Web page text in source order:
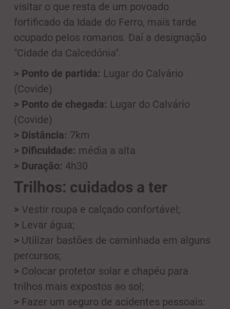
visitar o que resta de um povoado
fortificado da Idade do Ferro, mais tarde
ocupado pelos romanos. Daí a designação
"Cidade da Calcedónia".
> Ponto de partida: Lugar do Calvário
(Covide)
> Ponto de chegada: Lugar do Calvário
(Covide)
> Distância: 7km
> Dificuldade: média a alta
> Duração: 4h30
Trilhos: cuidados a ter
> Vestir roupa e calçado confortável;
> Levar água;
> Utilizar bastões de caminhada em alguns
percursos;
> Colocar protetor solar e chapéu para
trilhos mais expostos ao sol;
> Fazer um seguro de acidentes pessoais: